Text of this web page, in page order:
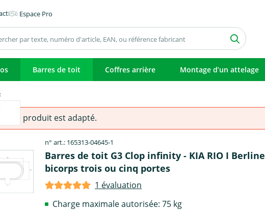
Espace Pro
Barres de toit Coffres arrière Montage d’un attelage
le produit est adapté.
n° art.: 165313-04645-1
Barres de toit G3 Clop infinity - KIA RIO I Berline
bicorps trois ou cinq portes
1 évaluation
Charge maximale autorisée: 75 kg